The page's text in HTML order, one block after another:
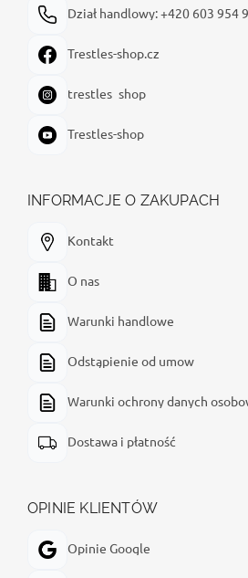
Dział handlowy: +420 603 954
Trestles-shop.cz
trestles_shop
Trestles-shop
INFORMACJE O ZAKUPACH
Kontakt
O nas
Warunki handlowe
Odstąpienie od umow
Warunki ochrony danych
Dostawa i płatność
OPINIE KLIENTÓW
Opinie Google